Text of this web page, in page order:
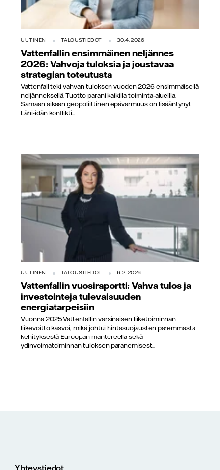
UUTINEN TALOUSTIEDOT 30.4.2026
Vattenfallin ensimmäinen neljännes
2026: Vahvoja tuloksia ja joustavaa
strategian toteutusta
Vattenfall teki vahvan tuloksen vuoden 2026 ensimmäisellä
neljänneksellä. Tuotto parani kaikilla toiminta-alueilla.
Samaan aikaan geopoliittinen epävarmuus on lisääntynyt
Lähi-idän konflikti...
UUTINEN TALOUSTIEDOT 6.2.2026
Vattenfallin vuosiraportti: Vahva tulos ja
investointeja tulevaisuuden
energiatarpeisiin
Vuonna 2025 Vattenfallin varsinaisen liiketoiminnan
liikevoitto kasvoi, mikä johtui hintasuojausten paremmasta
kehityksestä Euroopan mantereella sekä
ydinvoimatoiminnan tuloksen paranemisest...
Yhteystiedot